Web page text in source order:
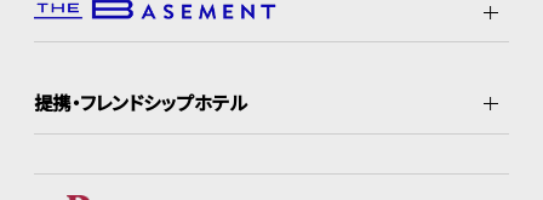
提携・フレンドシップホテル